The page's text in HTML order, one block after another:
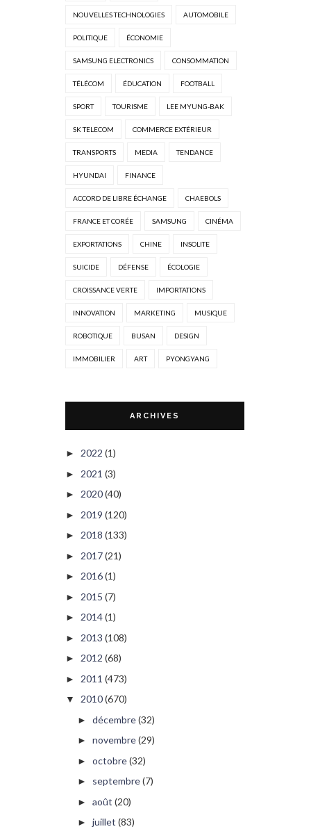
NOUVELLES TECHNOLOGIES AUTOMOBILE
POLITIQUE ÉCONOMIE
SAMSUNG ELECTRONICS CONSOMMATION
TÉLÉCOM ÉDUCATION FOOTBALL
SPORT TOURISME LEE MYUNG-BAK
SK TELECOM COMMERCE EXTÉRIEUR
TRANSPORTS MEDIA TENDANCE
HYUNDAI FINANCE
ACCORD DE LIBRE ÉCHANGE CHAEBOLS
FRANCE ET CORÉE SAMSUNG CINÉMA
EXPORTATIONS CHINE INSOLITE
SUICIDE DÉFENSE ÉCOLOGIE
CROISSANCE VERTE IMPORTATIONS
INNOVATION MARKETING MUSIQUE
ROBOTIQUE BUSAN DESIGN
IMMOBILIER ART PYONGYANG
ARCHIVES
► 2022 (1)
► 2021 (3)
► 2020(40)
► 2019 (120)
► 2018 (133)
► 2017(21)
► 2016(1)
► 2015 (7)
► 2014(1)
► 2013 (108)
► 2012 (68)
► 2011 (473)
▼ 2010(670)
► décembre(32)
► novembre(29)
► octobre(32)
► septembre(7)
► août (20)
► juillet (83)